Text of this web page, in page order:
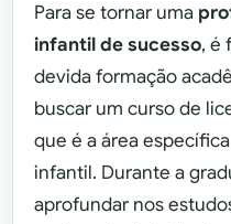
Para se tornar uma
infantil de sucesso, é
devida formação
buscar um curso de
que é a área
infantil. Durante a
aprofundar nos